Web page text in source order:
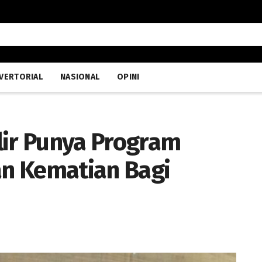
NASIONAL OPINI
Punya Program
Kematian Bagi